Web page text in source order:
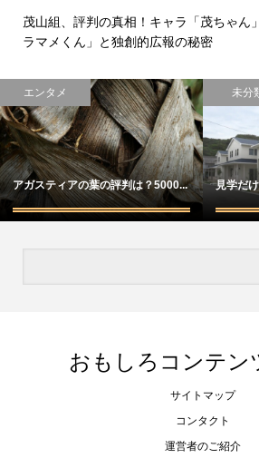
茂山組、評判の真相！キャラ「茂ちゃん
ラマメくん」と独創的広報の秘密
エンタメ
アガスティアの葉の評判は？5000...
未分
見学だ
おもしろコンテン
サイトマップ
コンタクト
運営者のご紹介